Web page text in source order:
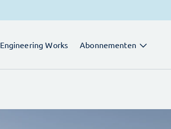
Engineering Works Abonnementen